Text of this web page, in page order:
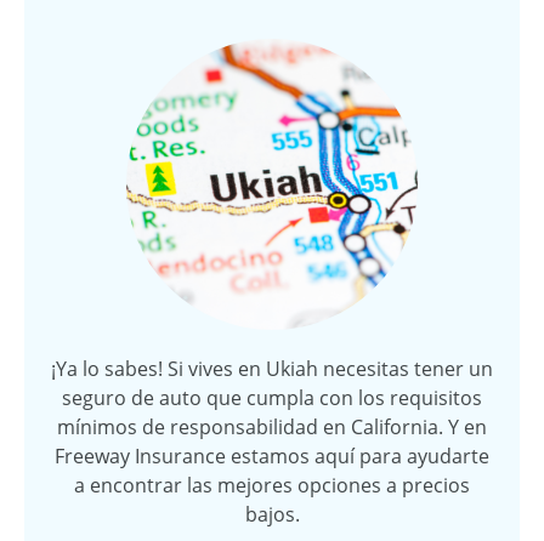
¡Ya lo sabes! Si vives en Ukiah necesitas tener un
seguro de auto que cumpla con los requisitos
mínimos de responsabilidad en California. Y en
Freeway Insurance estamos aquí para ayudarte
a encontrar las mejores opciones a precios
bajos.